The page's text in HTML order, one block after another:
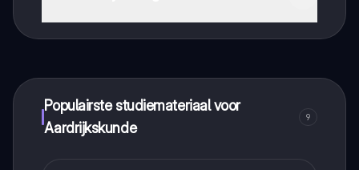
Populairste studiemateriaal voor
Aardrijkskunde
9